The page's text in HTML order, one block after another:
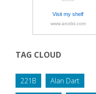
Visit my shelf
www.anobii.com
TAG CLOUD
221B Alan Dart